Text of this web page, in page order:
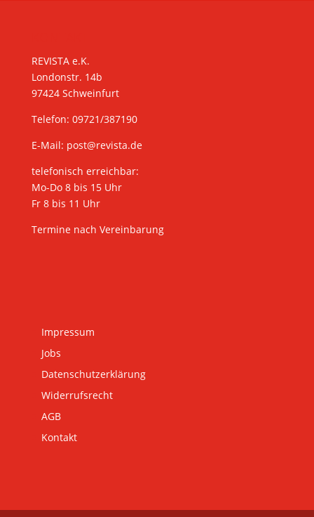
REVISTA e.K.
Londonstr. 14b
97424 Schweinfurt
Telefon: 09721/387190
E-Mail: post@revista.de
telefonisch erreichbar:
Mo-Do 8 bis 15 Uhr
Fr 8 bis 11 Uhr
Termine nach Vereinbarung
Impressum
Jobs
Datenschutzerklärung
Widerrufsrecht
AGB
Kontakt